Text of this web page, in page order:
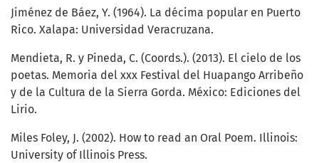
Jiménez de Báez, Y. (1964). La décima popular en Puerto
Rico. Xalapa: Universidad Veracruzana.
Mendieta, R. y Pineda, C. (Coords.). (2013). El cielo de los
poetas. Memoria del xxx Festival del Huapango Arribeño
y de la Cultura de la Sierra Gorda. México: Ediciones del
Lirio.
Miles Foley, J. (2002). How to read an Oral Poem. Illinois:
University of Illinois Press.